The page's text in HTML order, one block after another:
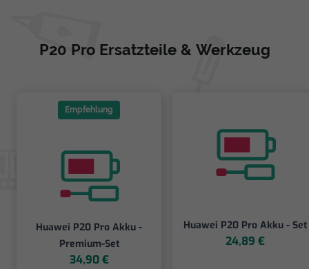
P20 Pro Ersatzteile & Werkzeug
Empfehlung
Huawei P20 Pro Akku -
Premium-Set
34,90 €
Huawei P20 Pro Akku - Set
24,89 €